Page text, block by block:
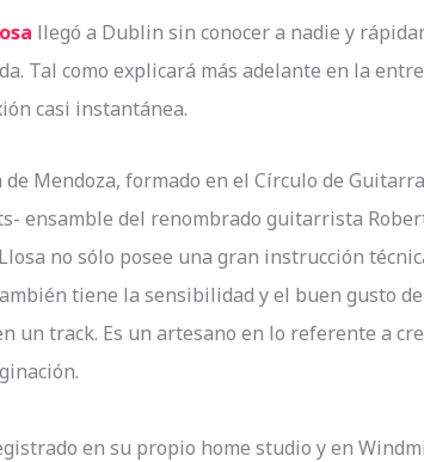
llegó a Dublin sin conocer a nadie y
Tal como explicará más adelante en la
casi instantánea.
Mendoza, formado en el Círculo de
ensamble del renombrado guitarrista
no sólo posee una gran instrucción
tiene la sensibilidad y el buen gusto
un track. Es un artesano en lo referente a
en su propio home studio y en